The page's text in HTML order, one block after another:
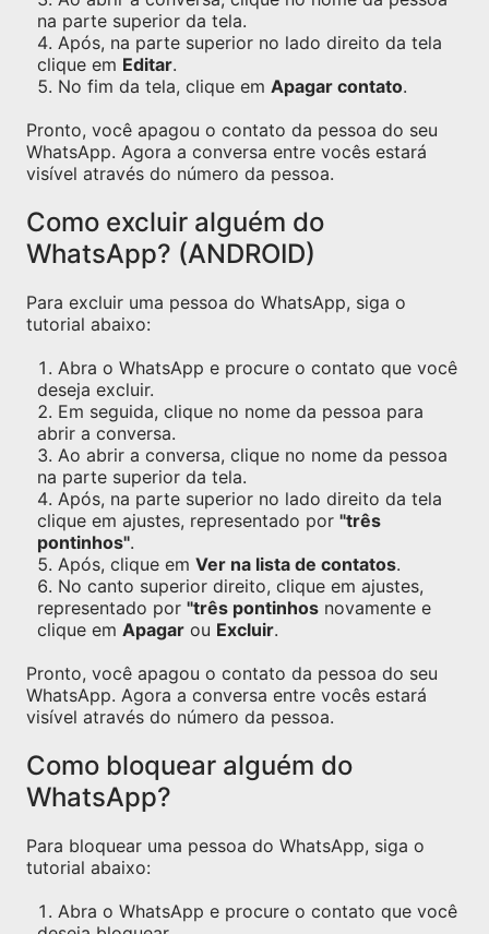
na parte superior da tela.
Após, na parte superior no lado direito da tela
clique em Editar.
No fim da tela, clique em Apagar contato.
Pronto, você apagou o contato da pessoa do seu
WhatsApp. Agora a conversa entre vocês estará
visível através do número da pessoa.
Como excluir alguém do
WhatsApp? (ANDROID)
Para excluir uma pessoa do WhatsApp, siga o
tutorial abaixo:
Abra o WhatsApp e procure o contato que você
deseja excluir.
Em seguida, clique no nome da pessoa para
abrir a conversa.
Ao abrir a conversa, clique no nome da pessoa
na parte superior da tela.
Após, na parte superior no lado direito da tela
clique em ajustes, representado por "três
pontinhos".
Após, clique em Ver na lista de contatos.
No canto superior direito, clique em ajustes,
representado por "três pontinhos novamente e
clique em Apagar ou Excluir.
Pronto, você apagou o contato da pessoa do seu
WhatsApp. Agora a conversa entre vocês estará
visível através do número da pessoa.
Como bloquear alguém do
WhatsApp?
Para bloquear uma pessoa do WhatsApp, siga o
tutorial abaixo:
Abra o WhatsApp e procure o contato que você